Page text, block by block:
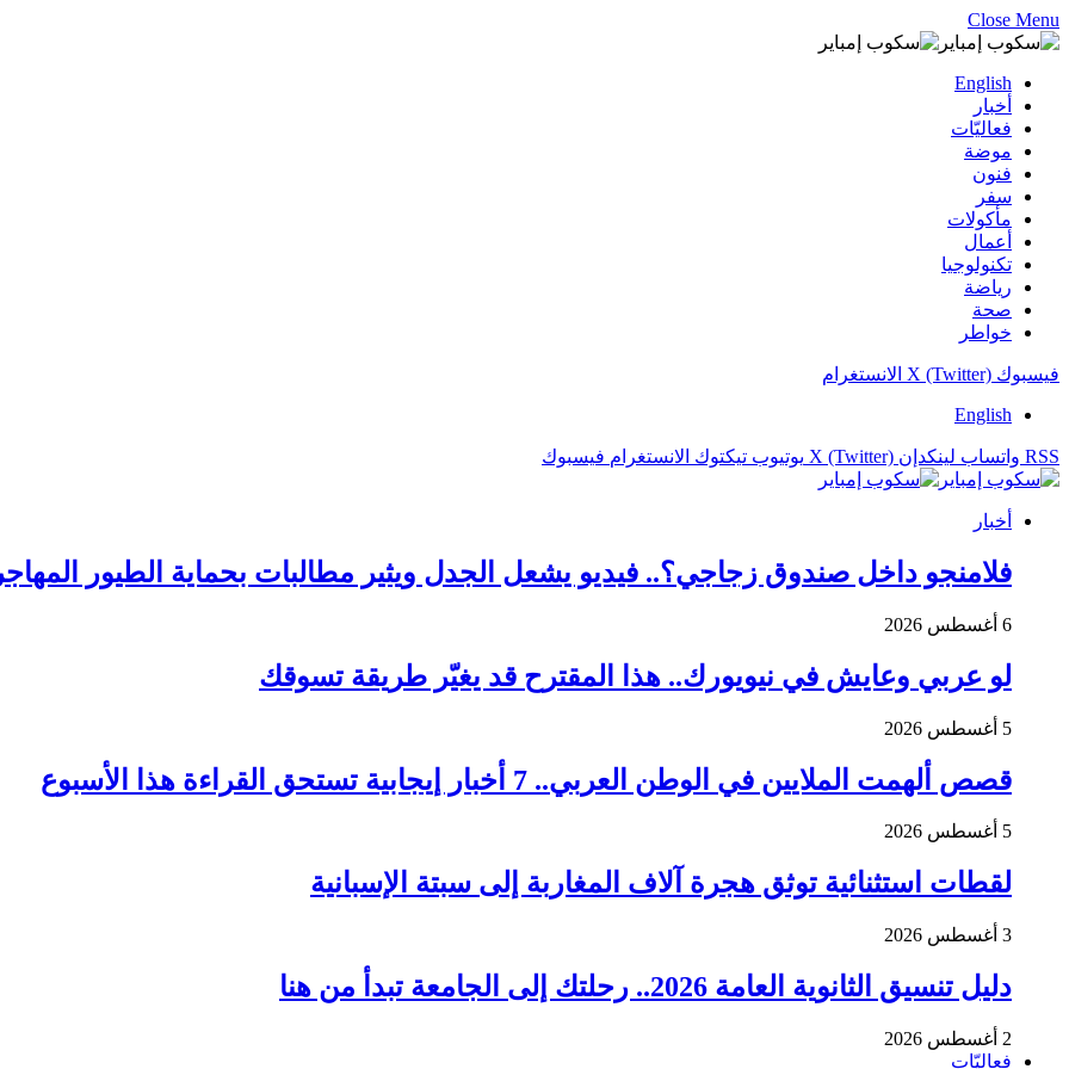
Close Menu
English
أخبار
فعاليّات
موضة
فنون
سفر
مأكولات
أعمال
تكنولوجيا
رياضة
صحة
خواطر
فيسبوك X (Twitter) الانستغرام
English
RSS واتساب لينكدإن X (Twitter) يوتيوب تيكتوك الانستغرام فيسبوك
أخبار
فلامنجو داخل صندوق زجاجي؟.. فيديو يشعل الجدل ويثير مطالبات بحماية الطيور
6 أغسطس 2026
لو عربي وعايش في نيويورك.. هذا المقترح قد يغيّر طريقة تسوقك
5 أغسطس 2026
قصص ألهمت الملايين في الوطن العربي.. 7 أخبار إيجابية تستحق القراءة هذا الأسبوع
5 أغسطس 2026
لقطات استثنائية توثق هجرة آلاف المغاربة إلى سبتة الإسبانية
3 أغسطس 2026
دليل تنسيق الثانوية العامة 2026.. رحلتك إلى الجامعة تبدأ من هنا
2 أغسطس 2026
فعاليّات